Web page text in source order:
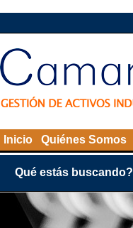
Inicio Quiénes Somos
Qué estás buscando?